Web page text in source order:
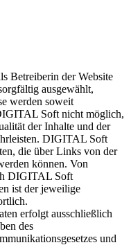
Betreiberin der Website
ausgewählt,
werden soweit
Soft nicht möglich,
der Inhalte und der
DIGITAL Soft
die über Links von der
können. Von
DIGITAL Soft
ist der jeweilige
erfolgt ausschließlich
des
und